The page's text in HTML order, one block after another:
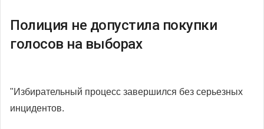
Полиция не допустила покупки
голосов на выборах
"Избирательный процесс завершился без серьезных
инцидентов.